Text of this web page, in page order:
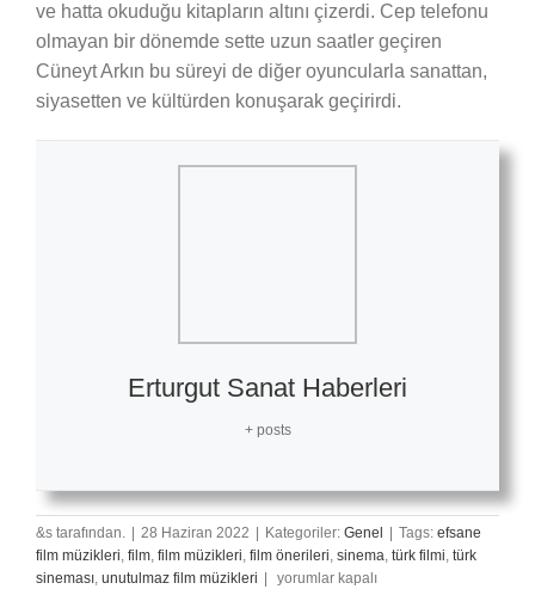
ve hatta okuduğu kitapların altını çizerdi. Cep telefonu
olmayan bir dönemde sette uzun saatler geçiren
Cüneyt Arkın bu süreyi de diğer oyuncularla sanattan,
siyasetten ve kültürden konuşarak geçirirdi.
Erturgut Sanat Haberleri
+ posts
&s tarafından. 28 Haziran 2022 Kategoriler: Genel Tags: efsane
film müzikleri, film, film müzikleri, film önerileri, sinema, türk filmi, türk
sineması, unutulmaz film müzikleri
Senarist
yorumlar kapalı